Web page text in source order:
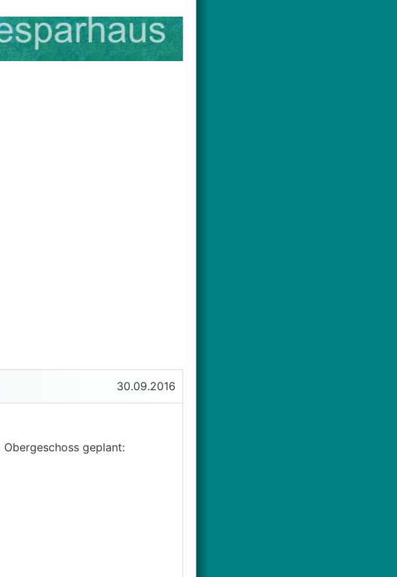
30.09.2016
geplant: